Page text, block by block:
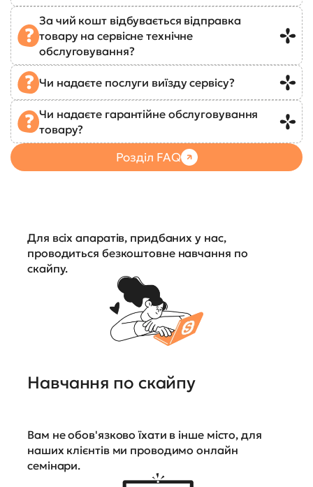
За чий кошт відбувається відправка
товару на сервісне технічне
обслуговування?
Чи надаєте послуги виїзду сервісу?
Чи надаєте гарантійне обслуговування
товару?
Розділ FAQ
Для всіх апаратів, придбаних у нас,
проводиться безкоштовне навчання по
скайпу.
Навчання по скайпу
Вам не обов'язково їхати в інше місто, для
наших клієнтів ми проводимо онлайн
семінари.